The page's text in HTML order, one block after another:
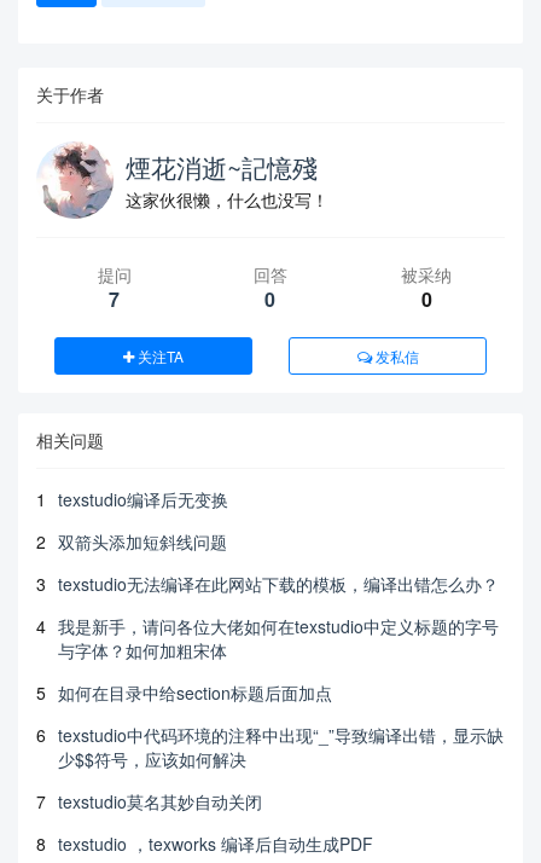
关于作者
煙花消逝~記憶殘
这家伙很懒，什么也没写！
提问
7
回答
0
被采纳
0
关注TA 发私信
相关问题
1
texstudio编译后无变换
2 双箭头添加短斜线问题
3 texstudio无法编译在此网站下载的模板，编译出错怎么办？
4 我是新手，请问各位大佬如何在texstudio中定义标题的字号
与字体？如何加粗宋体
5 如何在目录中给section标题后面加点
6 texstudio中代码环境的注释中出现“_”导致编译出错，显示缺
少$$符号，应该如何解决
7 texstudio莫名其妙自动关闭
8 texstudio ，texworks 编译后自动生成PDF